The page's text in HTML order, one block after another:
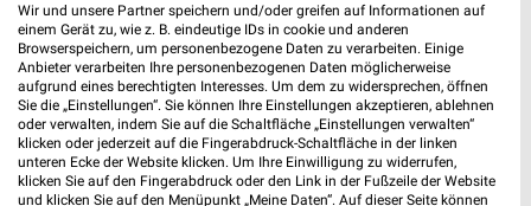
88046 Friedrichshafen
Heute 10:00 - 19:00 Uhr | Geschlossen
608,28 km
JYSK Laupheim
Erwin-Rentschler-Straße 1
Wir und unsere Partner speichern und/oder greifen auf Informationen auf
einem Gerät zu, wie z. B. eindeutige IDs in cookie und anderen
Browserspeichern, um personenbezogene Daten zu verarbeiten. Einige
Anbieter verarbeiten Ihre personenbezogenen Daten möglicherweise
aufgrund eines berechtigten Interesses. Um dem zu widersprechen, öffnen
Sie die „Einstellungen“. Sie können Ihre Einstellungen akzeptieren, ablehnen
oder verwalten, indem Sie auf die Schaltfläche „Einstellungen verwalten“
klicken oder jederzeit auf die Fingerabdruck-Schaltfläche in der linken
unteren Ecke der Website klicken. Um Ihre Einwilligung zu widerrufen,
klicken Sie auf den Fingerabdruck oder den Link in der Fußzeile der Website
und klicken Sie auf den Menüpunkt „Meine Daten“. Auf dieser Seite können